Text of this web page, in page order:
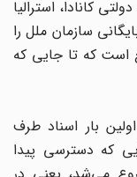
کانادا، استرالیا
سازمان ملل را
که تا جایی که
بار اسناد طرف
که دسترسی پیدا